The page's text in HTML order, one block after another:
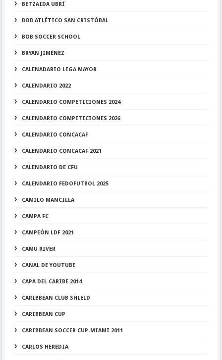
BETZAIDA UBRÍ
BOB ATLÉTICO SAN CRISTÓBAL
BOB SOCCER SCHOOL
BRYAN JIMÉNEZ
CALENADARIO LIGA MAYOR
CALENDARIO 2022
CALENDARIO COMPETICIONES 2024
CALENDARIO COMPETICIONES 2026
CALENDARIO CONCACAF
CALENDARIO CONCACAF 2021
CALENDARIO DE CFU
CALENDARIO FEDOFUTBOL 2025
CAMILO MANCILLA
CAMPA FC
CAMPEÓN LDF 2021
CAMU RIVER
CANAL DE YOUTUBE
CAPA DEL CARIBE 2014
CARIBBEAN CLUB SHIELD
CARIBBEAN CUP
CARIBBEAN SOCCER CUP-MIAMI 2011
CARLOS HEREDIA